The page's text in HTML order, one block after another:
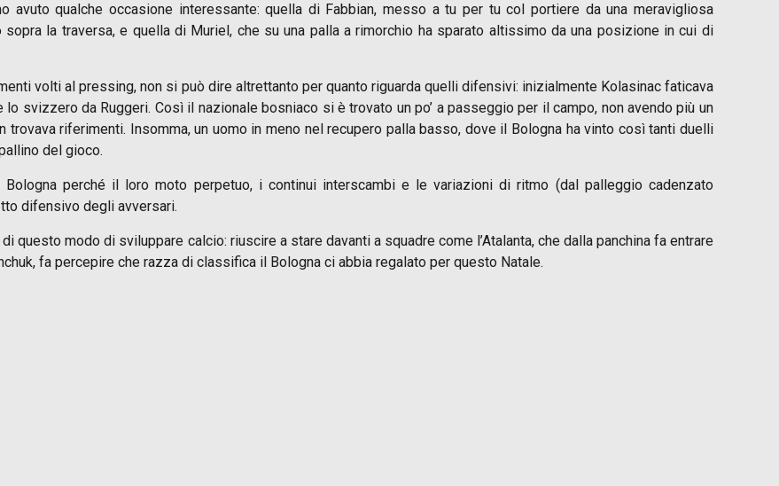
avuto qualche occasione interessante: quella di Fabbian, messo a tu per tu col portiere da una meravigliosa
la traversa, e quella di Muriel, che su una palla a rimorchio ha sparato altissimo da una posizione in cui di
volti al pressing, non si può dire altrettanto per quanto riguarda quelli difensivi: inizialmente Kolasinac faticava
svizzero da Ruggeri. Così il nazionale bosniaco si è trovato un po’ a passeggio per il campo, non avendo più un
trovava riferimenti. Insomma, un uomo in meno nel recupero palla basso, dove il Bologna ha vinto così tanti duelli
del gioco.
Bologna perché il loro moto perpetuo, i continui interscambi e le variazioni di ritmo (dal palleggio cadenzato
difensivo degli avversari.
modo di sviluppare calcio: riuscire a stare davanti a squadre come l’Atalanta, che dalla panchina fa entrare
fa percepire che razza di classifica il Bologna ci abbia regalato per questo Natale.